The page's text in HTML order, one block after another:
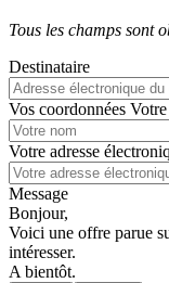
Tous les champs sont
Destinataire
Vos coordonnées
Votre adresse
Message
Bonjour,
Voici une offre parue
intéresser.
A bientôt.